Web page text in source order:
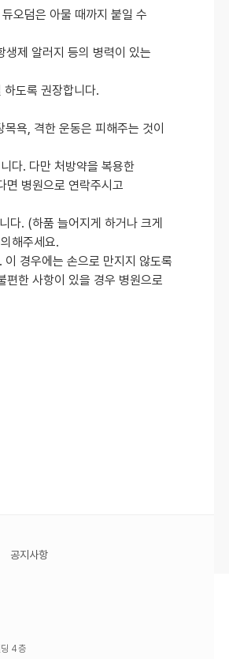
오덤은 아물 때까지 붙일 수
제 알러지 등의 병력이 있는
도록 권장합니다.
욕, 격한 운동은 피해주는 것이
다. 다만 처방약을 복용한
면 병원으로 연락주시고
다. (하품 늘어지게 하거나 크게
해주세요.
경우에는 손으로 만지지 않도록
편한 사항이 있을 경우 병원으로
공지사항
딩 4층